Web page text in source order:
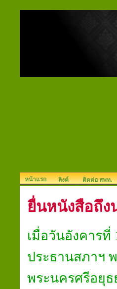
หน้าแรก ลิงค์ ติดต่อ สพท.
ยื่นหนังสือถึง
เมื่อวันอังคาร
ประธานสภาฯ
พระนครศรีอยุ